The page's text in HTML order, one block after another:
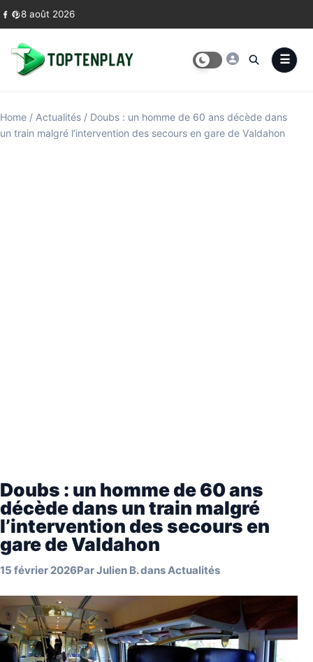
Skip to content
8 août 2026
Home / Actualités / Doubs : un homme de 60 ans décède dans
un train malgré l’intervention des secours en gare de Valdahon
Doubs : un homme de 60 ans
décède dans un train malgré
l’intervention des secours en
gare de Valdahon
15 février 2026ParJulien B.dansActualités